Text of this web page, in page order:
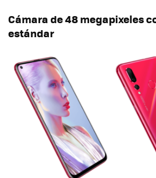
Cámara de 48 megapixeles
estándar